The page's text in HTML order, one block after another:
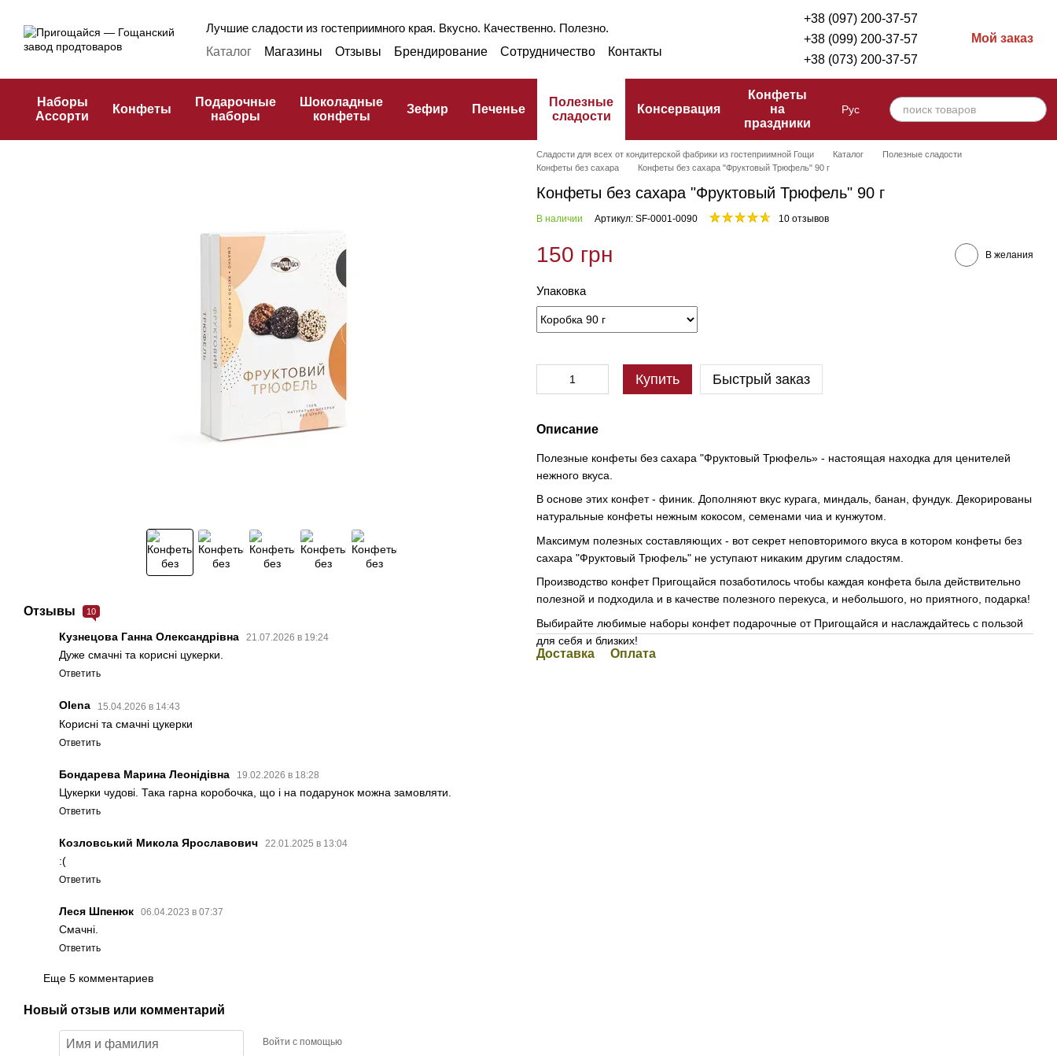
Лучшие сладости из гостеприимного края. Вкусно. Качественно. Полезно.
Каталог
Магазины Отзывы Брендирование Сотрудничество
Контакты
Публичная оферта
Кулинарный словарь
+38 (097) 200-37-57
+38 (099) 200-37-57
+38 (073) 200-37-57
Мой заказ
Наборы
Ассорти
Конфеты
Подарочные
наборы
Шоколадные
конфеты
Зефир Печенье
Полезные
сладости
Консервация
Конфеты
на
праздники
Рус
Отзывы 10
Кузнецова Ганна Олександрівна 21.07.2026 в 19:24
Дуже смачні та корисні цукерки.
Ответить
Olena 15.04.2026 в 14:43
Корисні та смачні цукерки
Ответить
Бондарева Марина Леонідівна 19.02.2026 в 18:28
Цукерки чудові. Така гарна коробочка, що і на подарунок можна замовляти.
Ответить
Козловський Микола Ярославович 22.01.2025 в 13:04
:(
Ответить
Леся Шпенюк 06.04.2023 в 07:37
Смачні.
Ответить
Еще 5 комментариев
Новый отзыв или комментарий
Войти с помощью
Сладости для всех от кондитерской фабрики из гостеприимной Гощи Каталог
Полезные сладости
Конфеты без сахара
Конфеты без сахара "Фруктовый Трюфель" 90 г
Конфеты без сахара "Фруктовый Трюфель" 90 г
В наличии Артикул: SF-0001-0090 10 отзывов
150 грн В желания
Упаковка
Купить Быстрый заказ
Описание
Полезные конфеты без сахара "Фруктовый Трюфель» - настоящая находка для ценителей
нежного вкуса.
В основе этих конфет - финик. Дополняют вкус курага, миндаль, банан, фундук. Декорированы
натуральные конфеты нежным кокосом, семенами чиа и кунжутом.
Максимум полезных составляющих - вот секрет неповторимого вкуса в котором конфеты без
сахара "Фруктовый Трюфель" не уступают никаким другим сладостям.
Производство конфет Пригощайся позаботилось чтобы каждая конфета была действительно
полезной и подходила и в качестве полезного перекуса, и небольшого, но приятного, подарка!
Выбирайте любимые наборы конфет подарочные от Пригощайся и наслаждайтесь с пользой
для себя и близких!
Доставка Оплата